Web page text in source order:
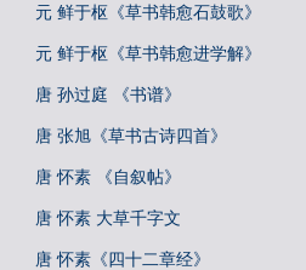
元 鲜于枢《草书韩愈石鼓歌》
元 鲜于枢《草书韩愈进学解》
唐 孙过庭 《书谱》
唐 张旭《草书古诗四首》
唐 怀素 《自叙帖》
唐 怀素 大草千字文
唐 怀素《四十二章经》